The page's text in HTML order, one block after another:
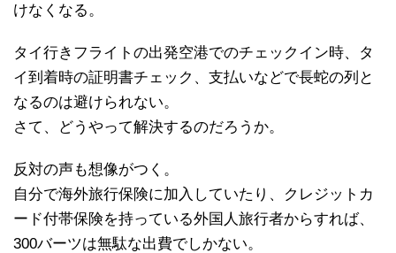
けなくなる。
タイ行きフライトの出発空港でのチェックイン時、タ
イ到着時の証明書チェック、支払いなどで長蛇の列と
なるのは避けられない。
さて、どうやって解決するのだろうか。
反対の声も想像がつく。
自分で海外旅行保険に加入していたり、クレジットカ
ード付帯保険を持っている外国人旅行者からすれば、
300バーツは無駄な出費でしかない。